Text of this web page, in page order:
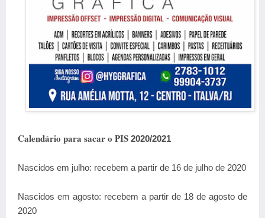
Calendário para sacar o PIS 2020/2021
Nascidos em julho: recebem a partir de 16 de julho de 2020
Nascidos em agosto: recebem a partir de 18 de agosto de
2020